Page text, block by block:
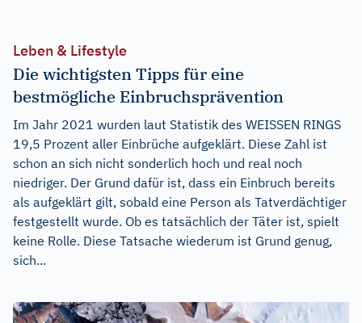
Leben & Lifestyle
Die wichtigsten Tipps für eine
bestmögliche Einbruchsprävention
Im Jahr 2021 wurden laut Statistik des WEISSEN RINGS
19,5 Prozent aller Einbrüche aufgeklärt. Diese Zahl ist
schon an sich nicht sonderlich hoch und real noch
niedriger. Der Grund dafür ist, dass ein Einbruch bereits
als aufgeklärt gilt, sobald eine Person als Tatverdächtiger
festgestellt wurde. Ob es tatsächlich der Täter ist, spielt
keine Rolle. Diese Tatsache wiederum ist Grund genug,
sich...